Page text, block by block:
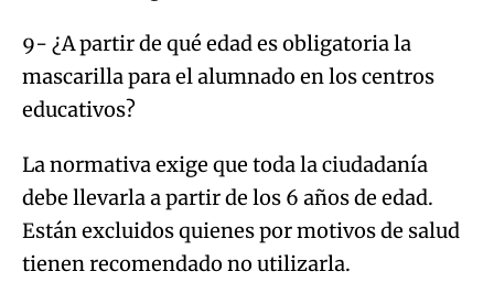
9- ¿A partir de qué edad es obligatoria la
mascarilla para el alumnado en los centros
educativos?
La normativa exige que toda la ciudadanía
debe llevarla a partir de los 6 años de edad.
Están excluidos quienes por motivos de salud
tienen recomendado no utilizarla.